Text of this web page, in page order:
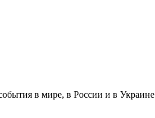
в мире, в России и в Украине